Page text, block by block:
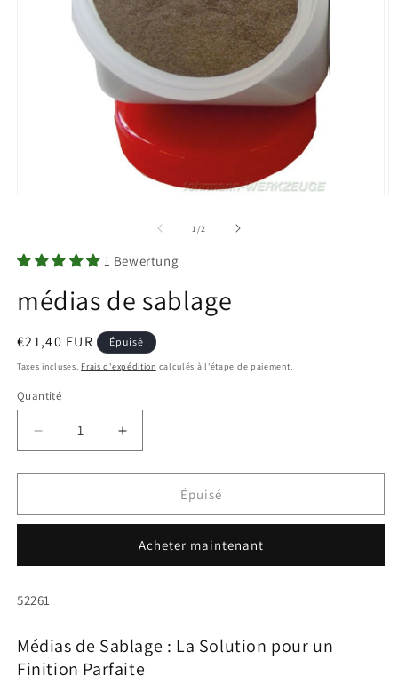
dans
une
modale
1/de2
1 Bewertung
médias de sablage
Prix
habituel
€21,40 EUR Épuisé
Taxes incluses. Frais d'expédition calculés à l'étape de paiement.
Quantité
Quantité
Réduire
la
quantité
médias
Augmenter
la
quantité
médias
sablage
Épuisé
Acheter maintenant
SKU:
52261
Médias de Sablage : La Solution pour un
Finition Parfaite